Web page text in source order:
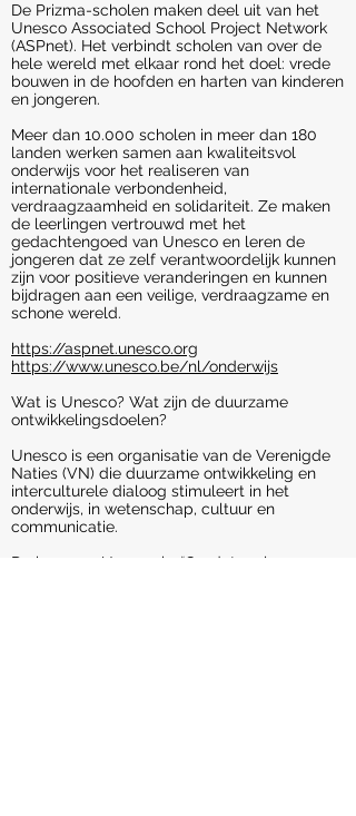
De Prizma-scholen maken deel uit van het
Unesco Associated School Project Network
(ASPnet). Het verbindt scholen van over de
hele wereld met elkaar rond het doel: vrede
bouwen in de hoofden en harten van kinderen
en jongeren.
Meer dan 10.000 scholen in meer dan 180
landen werken samen aan kwaliteitsvol
onderwijs voor het realiseren van
internationale verbondenheid,
verdraagzaamheid en solidariteit. Ze maken
de leerlingen vertrouwd met het
gedachtengoed van Unesco en leren de
jongeren dat ze zelf verantwoordelijk kunnen
zijn voor positieve veranderingen en kunnen
bijdragen aan een veilige, verdraagzame en
schone wereld.
https://aspnet.unesco.org
https://www.unesco.be/nl/onderwijs
Wat is Unesco? Wat zijn de duurzame
ontwikkelingsdoelen?
Unesco is een organisatie van de Verenigde
Naties (VN) die duurzame ontwikkeling en
interculturele dialoog stimuleert in het
onderwijs, in wetenschap, cultuur en
communicatie.
De kern van Unesco is: “Omdat oorlogen